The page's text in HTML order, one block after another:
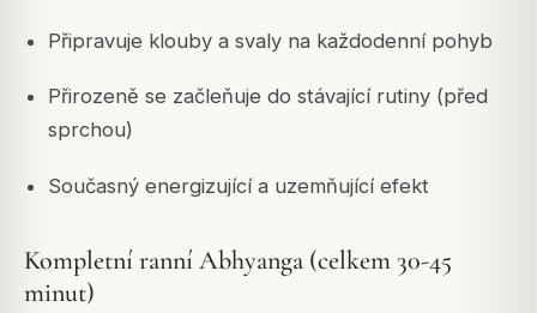
Připravuje klouby a svaly na každodenní pohyb
Přirozeně se začleňuje do stávající rutiny (před
sprchou)
Současný energizující a uzemňující efekt
Kompletní ranní Abhyanga (celkem 30-45
minut)